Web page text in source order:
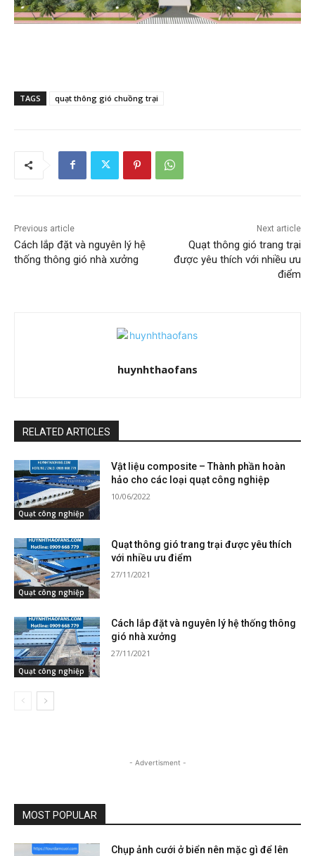
TAGS quạt thông gió chuồng trại
Previous article
Cách lắp đặt và nguyên lý hệ
thống thông gió nhà xưởng
Next article
Quạt thông gió trang trại
được yêu thích với nhiều ưu
điểm
huynhthaofans
RELATED ARTICLES
Quạt công nghiệp
Vật liệu composite – Thành phần hoàn
hảo cho các loại quạt công nghiệp
10/06/2022
Quạt công nghiệp
Quạt thông gió trang trại được yêu thích
với nhiều ưu điểm
27/11/2021
Quạt công nghiệp
Cách lắp đặt và nguyên lý hệ thống thông
gió nhà xưởng
27/11/2021
- Advertisment -
MOST POPULAR
Chụp ảnh cưới ở biển nên mặc gì để lên